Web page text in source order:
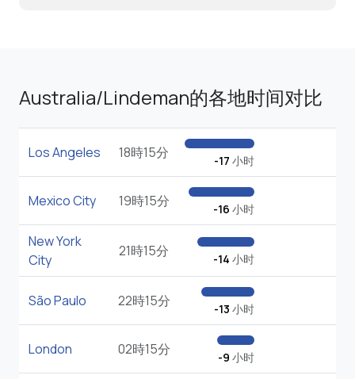
Australia/Lindeman的各地时间对比
Los Angeles 18時15分 -17 小时
Mexico City 19時15分 -16 小时
New York
City
21時15分 -14 小时
São Paulo 22時15分 -13 小时
London 02時15分 -9 小时